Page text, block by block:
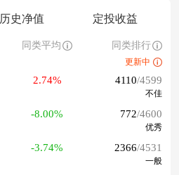
历史净值 定投收益
同类平均 同类排行
更新中
2.74% 4110/4599
不佳
-8.00% 772/4600
优秀
-3.74% 2366/4531
一般